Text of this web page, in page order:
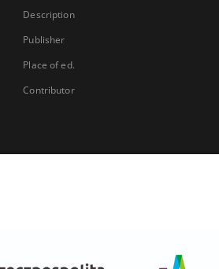
Description
Publisher
Place of ed.
Contributor